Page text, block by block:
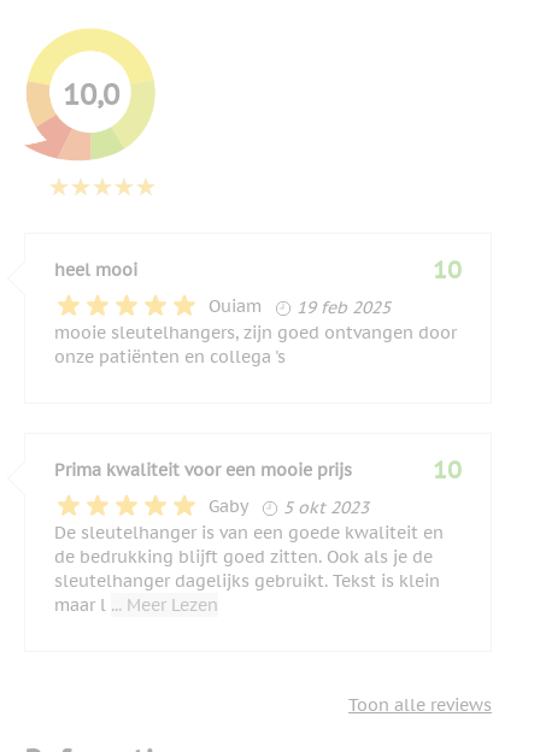
10,0
heel mooi
Ouiam
19 februari 2025
19 feb 2025
10
mooie sleutelhangers, zijn goed ontvangen door
onze patiënten en collega 's
Prima kwaliteit voor een mooie prijs
Gaby
5 oktober 2023
5 okt 2023
10
De sleutelhanger is van een goede kwaliteit en
de bedrukking blijft goed zitten. Ook als je de
sleutelhanger dagelijks gebruikt. Tekst is klein
maar l ... Meer Lezen
Toon alle reviews